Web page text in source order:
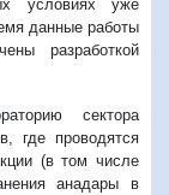
условиях уже
данные работы
разработкой
сектора
где проводятся
(в том числе
анадары в